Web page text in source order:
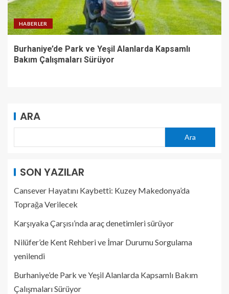
HABERLER
Burhaniye’de Park ve Yeşil Alanlarda Kapsamlı
Bakım Çalışmaları Sürüyor
ARA
Ara
SON YAZILAR
Cansever Hayatını Kaybetti: Kuzey Makedonya’da
Toprağa Verilecek
Karşıyaka Çarşısı’nda araç denetimleri sürüyor
Nilüfer’de Kent Rehberi ve İmar Durumu Sorgulama
yenilendi
Burhaniye’de Park ve Yeşil Alanlarda Kapsamlı Bakım
Çalışmaları Sürüyor